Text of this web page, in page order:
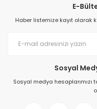
E-
Haber listemize kayıt
Sosyal
Sosyal medya